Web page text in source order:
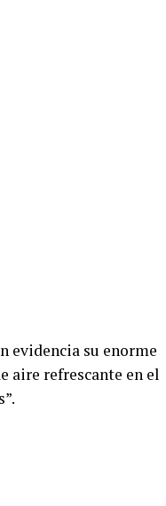
evidencia su enorme
aire refrescante en el